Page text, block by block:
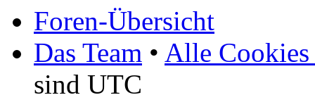
Foren-Übersicht
Das Team • Alle Cookies
sind UTC